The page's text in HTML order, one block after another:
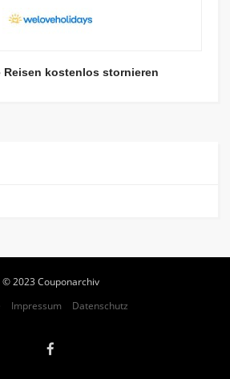
Reisen kostenlos stornieren
© 2023 Couponarchiv
Impressum Datenschutz